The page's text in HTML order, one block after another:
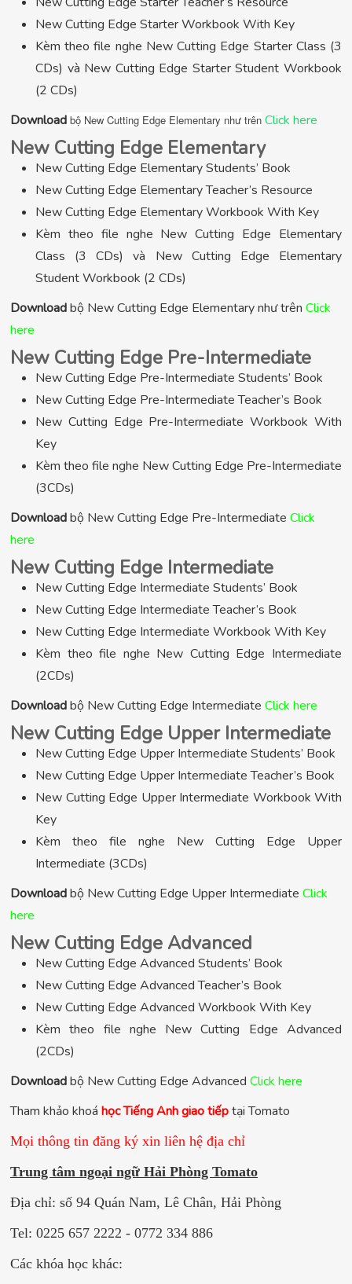
New Cutting Edge Starter Workbook With Key
Kèm theo file nghe New Cutting Edge Starter Class (3
CDs) và New Cutting Edge Starter Student Workbook
(2 CDs)
Download bộ New Cutting Edge Elementary như trên Click here
New Cutting Edge Elementary
New Cutting Edge Elementary Students’ Book
New Cutting Edge Elementary Teacher’s Resource
New Cutting Edge Elementary Workbook With Key
Kèm theo file nghe New Cutting Edge Elementary
Class (3 CDs) và New Cutting Edge Elementary
Student Workbook (2 CDs)
Downloadbộ New Cutting Edge Elementary như trên Click
here
New Cutting Edge Pre-Intermediate
New Cutting Edge Pre-Intermediate Students’ Book
New Cutting Edge Pre-Intermediate Teacher’s Book
New Cutting Edge Pre-Intermediate Workbook With
Key
Kèm theo file nghe New Cutting Edge Pre-Intermediate
(3CDs)
Downloadbộ New Cutting Edge Pre-Intermediate Click
here
New Cutting Edge Intermediate
New Cutting Edge Intermediate Students’ Book
New Cutting Edge Intermediate Teacher’s Book
New Cutting Edge Intermediate Workbook With Key
Kèm theo file nghe New Cutting Edge Intermediate
(2CDs)
Downloadbộ New Cutting Edge Intermediate Click here
New Cutting Edge Upper Intermediate
New Cutting Edge Upper Intermediate Students’ Book
New Cutting Edge Upper Intermediate Teacher’s Book
New Cutting Edge Upper Intermediate Workbook With
Key
Kèm theo file nghe New Cutting Edge Upper
Intermediate (3CDs)
Downloadbộ New Cutting Edge Upper Intermediate Click
here
New Cutting Edge Advanced
New Cutting Edge Advanced Students’ Book
New Cutting Edge Advanced Teacher’s Book
New Cutting Edge Advanced Workbook With Key
Kèm theo file nghe New Cutting Edge Advanced
(2CDs)
Downloadbộ New Cutting Edge Advanced Click here
Tham khảo khoá học Tiếng Anh giao tiếptại Tomato
Mọi thông tin đăng ký xin liên hệ địa chỉ
Trung tâm ngoại ngữ Hải Phòng Tomato
Địa chỉ: số 94 Quán Nam, Lê Chân, Hải Phòng
Tel: 0225 657 2222 - 0772 334 886
Các khóa học khác: